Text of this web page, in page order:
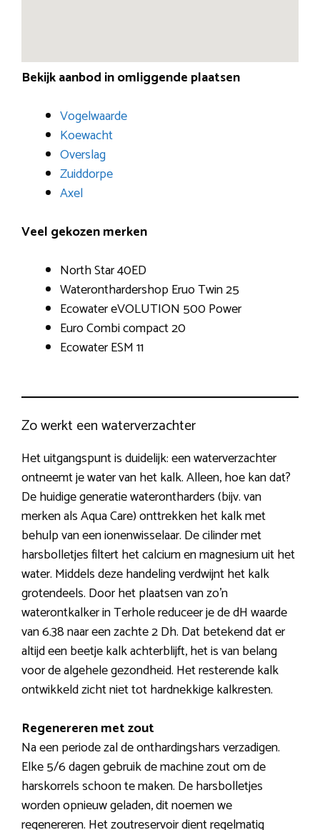
Bekijk aanbod in omliggende plaatsen
Vogelwaarde
Koewacht
Overslag
Zuiddorpe
Axel
Veel gekozen merken
North Star 40ED
Wateronthardershop Eruo Twin 25
Ecowater eVOLUTION 500 Power
Euro Combi compact 20
Ecowater ESM 11
Zo werkt een waterverzachter
Het uitgangspunt is duidelijk: een waterverzachter
ontneemt je water van het kalk. Alleen, hoe kan dat?
De huidige generatie waterontharders (bijv. van
merken als Aqua Care) onttrekken het kalk met
behulp van een ionenwisselaar. De cilinder met
harsbolletjes filtert het calcium en magnesium uit het
water. Middels deze handeling verdwijnt het kalk
grotendeels. Door het plaatsen van zo’n
waterontkalker in Terhole reduceer je de dH waarde
van 6.38 naar een zachte 2 Dh. Dat betekend dat er
altijd een beetje kalk achterblijft, het is van belang
voor de algehele gezondheid. Het resterende kalk
ontwikkeld zicht niet tot hardnekkige kalkresten.
Regenereren met zout
Na een periode zal de onthardingshars verzadigen.
Elke 5/6 dagen gebruik de machine zout om de
harskorrels schoon te maken. De harsbolletjes
worden opnieuw geladen, dit noemen we
regenereren. Het zoutreservoir dient regelmatig